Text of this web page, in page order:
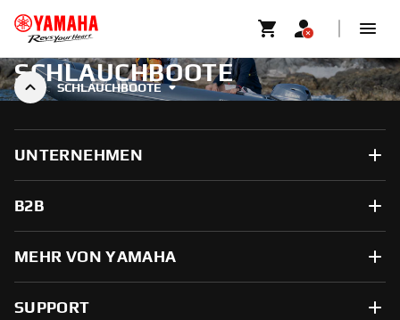
SCHLAUCHBOOTE
SCHLAUCHBOOTE
UNTERNEHMEN
B2B
MEHR VON YAMAHA
SUPPORT